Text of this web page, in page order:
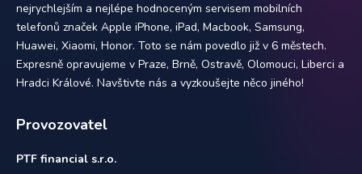
nejrychlejším a nejlépe hodnoceným servisem mobilních
telefonů značek Apple iPhone, iPad, Macbook, Samsung,
Huawei, Xiaomi, Honor. Toto se nám povedlo již v 6 městech.
Expresně opravujeme v Praze, Brně, Ostravě, Olomouci, Liberci a
Hradci Králové. Navštivte nás a vyzkoušejte něco jiného!
Provozovatel
PTF financial s.r.o.